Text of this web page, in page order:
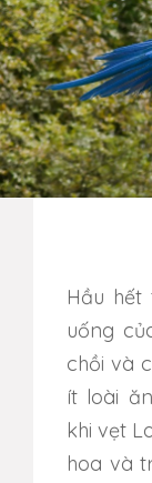
Hầu
uống
chồi và
ít loài
khi vẹt
hoa và